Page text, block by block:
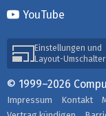
YouTube
Einstellungen und
Layout-Umschalter
© 1999–2026
Impressum Kontakt